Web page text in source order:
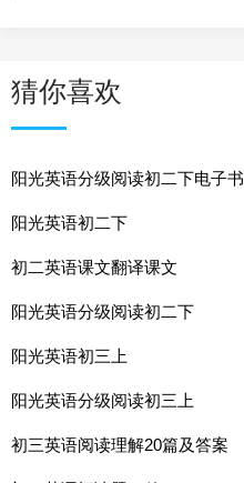
猜你喜欢
阳光英语分级阅读初二下电子书
阳光英语初二下
初二英语课文翻译课文
阳光英语分级阅读初二下
阳光英语初三上
阳光英语分级阅读初三上
初三英语阅读理解20篇及答案